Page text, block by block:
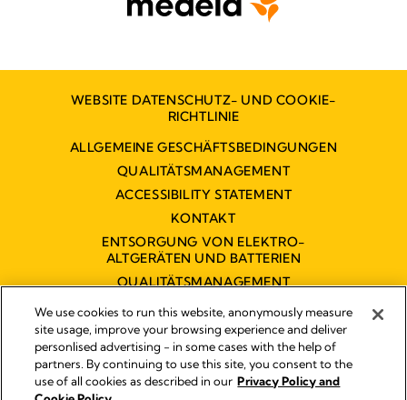
WEBSITE DATENSCHUTZ- UND COOKIE-
RICHTLINIE
ALLGEMEINE GESCHÄFTSBEDINGUNGEN
QUALITÄTSMANAGEMENT
ACCESSIBILITY STATEMENT
KONTAKT
ENTSORGUNG VON ELEKTRO-
ALTGERÄTEN UND BATTERIEN
QUALITÄTSMANAGEMENT
BARRIEREFREIHEITSERKLÄRUNG
Impressum
Rechtliche Hinweise
We use cookies to run this website, anonymously measure
site usage, improve your browsing experience and deliver
personlised advertising - in some cases with the help of
partners. By continuing to use this site, you consent to the
use of all cookies as described in our Privacy Policy and